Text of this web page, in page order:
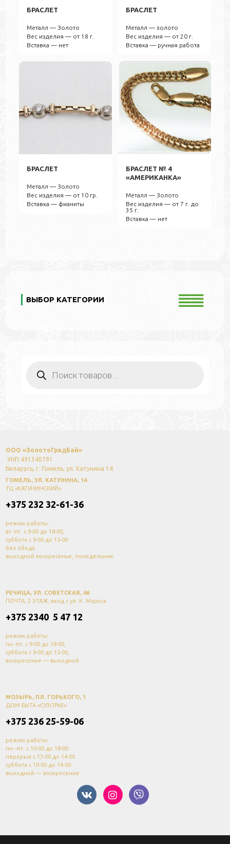
БРАСЛЕТ
Металл — Золото
Вес изделия — от 18 г.
Вставка — нет
БРАСЛЕТ
Металл — золото
Вес изделия — от 20 г.
Вставка — ручная работа
БРАСЛЕТ
Металл — Золото
Вес изделия — от 10 гр.
Вставка — фианиты
БРАСЛЕТ № 4
«АМЕРИКАНКА»
Металл — Золото
Вес изделия — от 7 г. до
35 г.
Вставка — нет
ВЫБОР КАТЕГОРИИ
ООО «ЗолотоГрадБай»
УНП 491340791
Беларусь, г. Гомель, ул. Катунина 14
ГОМЕЛЬ, УЛ. КАТУНИНА, 14
ТЦ «КАТУНИНСКИЙ»
+375 232 32-61-36
режим работы:
вт.-пт. с 9-00 до 18-00,
суббота с 9-00 до 15-00
без обеда
выходной воскресенье, понедельник
РЕЧИЦА, УЛ. СОВЕТСКАЯ, 66
ПОЧТА, 2 ЭТАЖ, вход с ул. К. Маркса
+375 2340 5 47 12
режим работы:
пн.-пт. с 9-00 до 18-00,
суббота с 9-00 до 15-00,
воскресенье — выходной
МОЗЫРЬ, ПЛ. ГОРЬКОГО, 1
ДОМ БЫТА «СУЗОРЬЕ»
+375 236 25-59-06
режим работы:
пн.–пт. с 10-00 до 18-00
перерыв с 13-00 до 14-00
суббота с 10-00 до 14-00
выходной — воскресение